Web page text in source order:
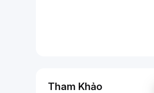
Tham Khảo